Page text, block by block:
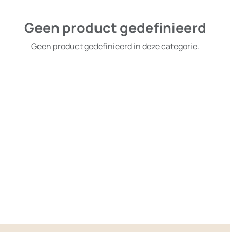
Geen product gedefinieerd
Geen product gedefinieerd in deze categorie.